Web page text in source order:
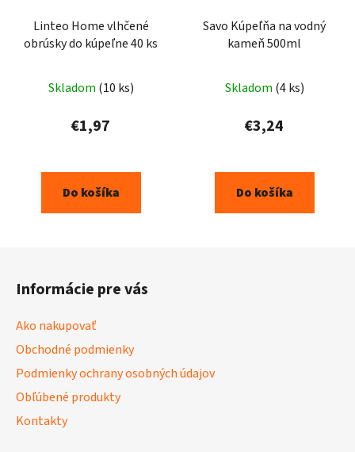
Linteo Home vlhčené
obrúsky do kúpeľne 40 ks
Skladom (10 ks)
€1,97
Do košíka
Savo Kúpeľňa na vodný
kameň 500ml
Skladom (4 ks)
€3,24
Do košíka
Informácie pre vás
Ako nakupovať
Obchodné podmienky
Podmienky ochrany osobných údajov
Obľúbené produkty
Kontakty